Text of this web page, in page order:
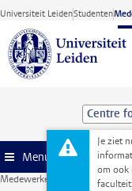
Ga direct naar de
Universiteit LeidenStudenten
Centre
Je ziet
om ook
faculteit.
Menu
Medewerkerswebsite ...